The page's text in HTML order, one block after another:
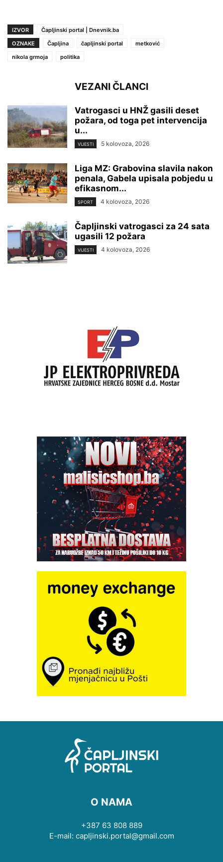
IZVOR
Čapljinski portal | Dnevnik.ba
OZNAKE
Čapljina čapljinski portal
metković
nikola grmoja
politika
VEZANI ČLANCI
Vatrogasci u HNŽ gasili deset
požara, od toga pet intervencija
u...
VIJESTI 5 kolovoza, 2026
Liga MZ: Grabovina slavila nakon
penala, Gabela upisala pobjedu u
efikasnom...
SPORT 4 kolovoza, 2026
Čapljinski vatrogasci za 24 sata
ugasili 12 požara
VIJESTI 4 kolovoza, 2026
O NAMA
+387 63 808 889
E-mail: capljinski.portal@gmail.com